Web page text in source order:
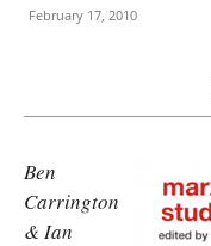
February 17, 2010
Ben
Carrington
& Ian